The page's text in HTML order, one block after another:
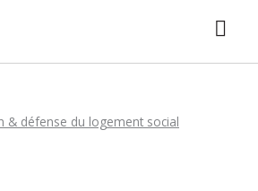
& défense du logement social